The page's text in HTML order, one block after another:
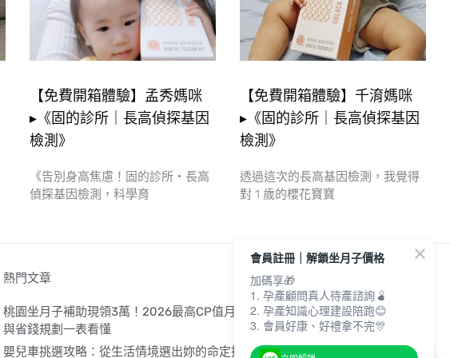
【免費開箱體驗】孟秀媽咪
▸《固的診所｜長高偵探基因
檢測》
《告別身高焦慮！固的診所・長高
偵探基因檢測，科學育
【免費開箱體驗】千淯媽咪
▸《固的診所｜長高偵探基因
檢測》
透過這次的長高基因檢測，我覺得
對 1 歲的櫻花寶寶
熱門文章
桃園坐月子補助現領3萬！2026最高CP值月中清單
與省錢規劃一表看懂
嬰兒車挑選攻略：從生活情境選出妳的命定推車！
會員註冊｜解鎖坐月子價格
加碼享🎁
1. 孕產顧問真人待產諮詢🫄
2. 孕產知識心理建設陪跑😊
3. 會員好康、好禮拿不完🎊